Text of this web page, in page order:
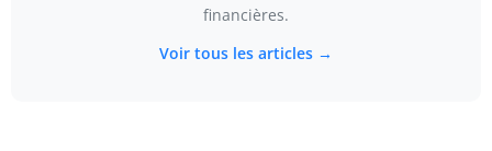
financières.
Voir tous les articles →